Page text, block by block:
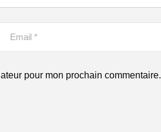
pour mon prochain commentaire.